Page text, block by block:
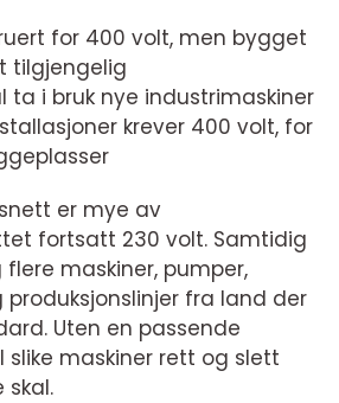
for 400 volt, men bygget
tilgjengelig
ta i bruk nye industrimaskiner
krever 400 volt, for
er mye av
fortsatt 230 volt. Samtidig
maskiner, pumper,
produksjonslinjer fra land der
Uten en passende
maskiner rett og slett
skal.